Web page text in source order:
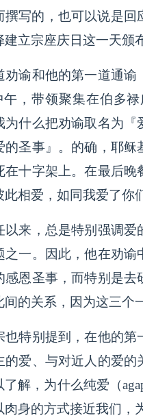
撰写的，也可以说是
建立宗座庆日这一天颁
劝谕和他的第一道通
，带领聚集在伯多
为什么把劝谕取名为
的圣事』。的确，耶
在十字架上。在最后晚
相爱，如同我爱了你
以来，总是特别强调
之一。因此，他在劝
感恩圣事，而特别是
间的关系，因为这三个
也特别提到，在他的
的爱、与对近人的爱的
了解，为什么纯爱（
肉身的方式接近我们，